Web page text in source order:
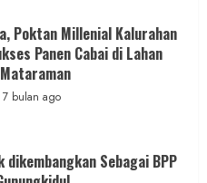
Poktan Millenial Kalurahan
Panen Cabai di Lahan
7 bulan ago
dikembangkan Sebagai BPP